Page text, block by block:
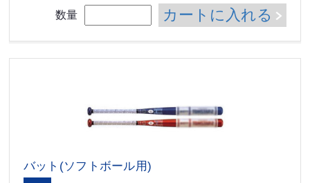
数量 カートに入れる
バット(ソフトボール用)